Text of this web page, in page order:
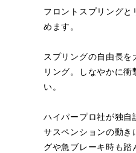
フロントスプリング
めます。
スプリングの自由長
リング。しなやかに
い。
ハイパープロ社が独自
サスペンションの動き
グや急ブレーキ時も踏